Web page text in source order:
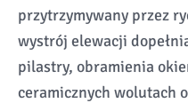
przytrzymywany przez
wystrój elewacji
pilastry, obramienia
ceramicznych wolutach